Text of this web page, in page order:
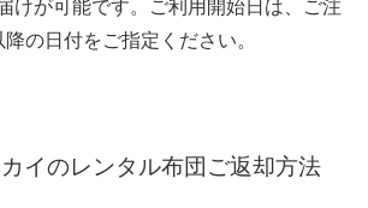
けが可能です。ご利用開始日は、ご注
の日付をご指定ください。
イのレンタル布団ご返却方法